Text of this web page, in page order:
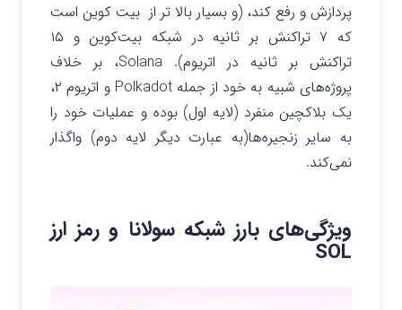
پردازش و رفع کند، (و بسیار بالا تر از بیت کوین است
که ۷ تراکنش بر ثانیه در شبکه بیت‌کوین و ۱۵
تراکنش بر ثانیه در اتریوم). Solana، بر خلاف
پروژه‌های شبیه به خود از جمله Polkadot و اتریوم ۲،
یک بلاکچین منفرد (لایه اول) بوده و عملیات خود را
به سایر زنجیره‌ها(به عبارت دیگر لایه دوم) واگذار
نمی‌کند.
ویژگی‌های بارز شبکه سولانا و رمز ارز
SOL